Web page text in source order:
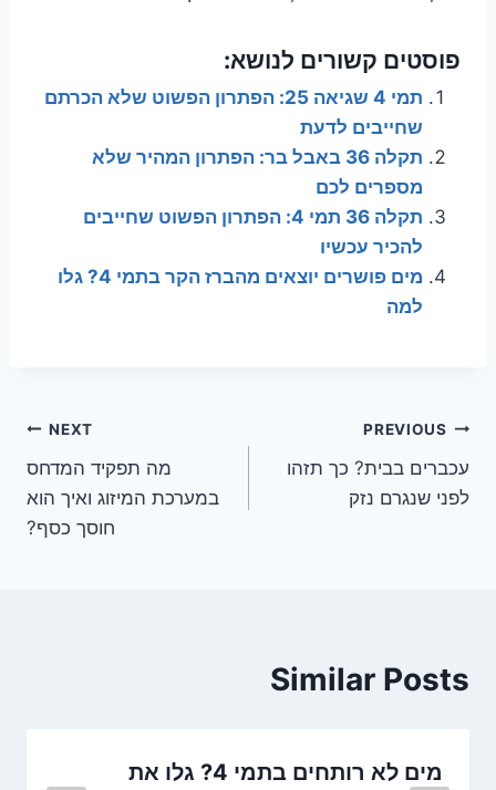
פוסטים קשורים לנושא:
תמי 4 שגיאה 25: הפתרון הפשוט שלא הכרתם
שחייבים לדעת
תקלה 36 באבל בר: הפתרון המהיר שלא
מספרים לכם
תקלה 36 תמי 4: הפתרון הפשוט שחייבים
להכיר עכשיו
מים פושרים יוצאים מהברז הקר בתמי 4? גלו
למה
ניווט
PREVIOUS
עכברים בבית? כך תזהו
לפני שנגרם נזק
NEXT
מה תפקיד המדחס
במערכת המיזוג ואיך הוא
חוסך כסף?
Similar Posts
מים לא רותחים בתמי 4? גלו את